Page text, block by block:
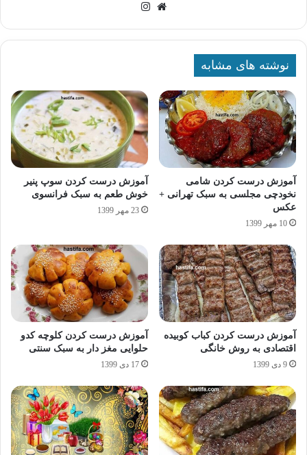
وبسایت
نوشته های مشابه
آموزش درست کردن شامی
نخودچی مجلسی به سبک تهرانی +
عکس
10 مهر 1399
آموزش درست کردن سوپ پنیر
خوش طعم به سبک فرانسوی
23 مهر 1399
آموزش درست کردن کباب کوبیده
اقتصادی به روش خانگی
9 دی 1399
آموزش درست کردن کلوچه کدو
حلوایی مغز دار به سبک سنتی
17 دی 1399